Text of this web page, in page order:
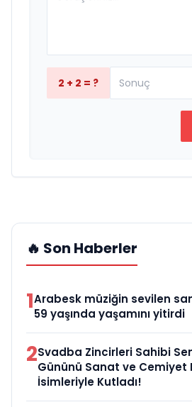
2 + 2 = ?
🔥 Son Haberler
1Arabesk müziğin sevilen
59 yaşında yaşamını yitirdi
2Svadba Zincirleri Sahibi
Gününü Sanat ve Cemiyet
İsimleriyle Kutladı!